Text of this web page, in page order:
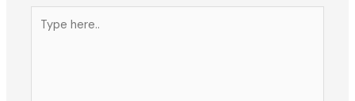
here..